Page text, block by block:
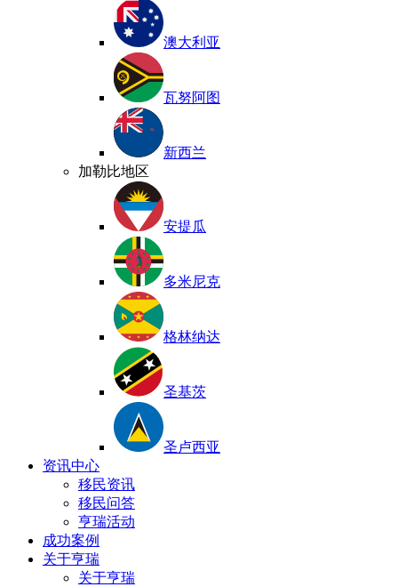
澳大利亚
瓦努阿图
新西兰
加勒比地区
安提瓜
多米尼克
格林纳达
圣基茨
圣卢西亚
资讯中心
移民资讯
移民问答
亨瑞活动
成功案例
关于亨瑞
关于亨瑞